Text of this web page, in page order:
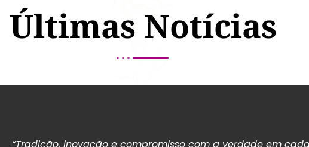
Últimas Notícias
“Tradição, inovação e compromisso com a verdade em